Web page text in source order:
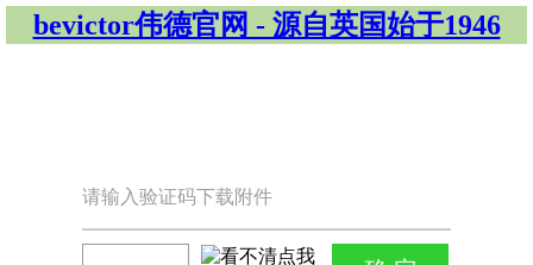
bevictor伟德官网 - 源自英国始于1946
请输入验证码下载附件